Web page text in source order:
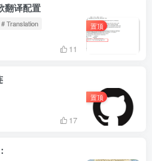
翻译配置
置顶
# Translation
11
置顶
17